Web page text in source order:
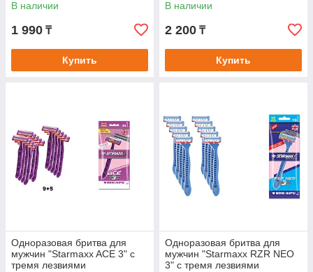
В наличии
1 990 ₸
Купить
В наличии
2 200 ₸
Купить
Одноразовая бритва для
мужчин "Starmaxx ACE 3" с
тремя лезвиями
Одноразовая бритва для
мужчин "Starmaxx RZR NEO
3" с тремя лезвиями